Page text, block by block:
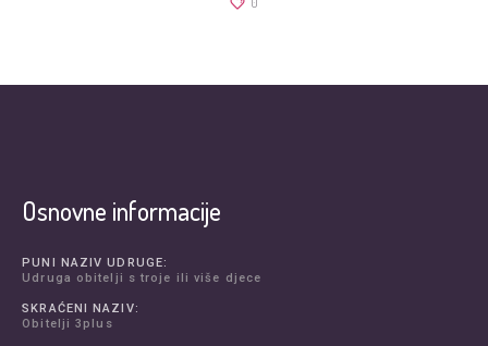
Osnovne informacije
PUNI NAZIV UDRUGE:
Udruga obitelji s troje ili više djece
SKRAĆENI NAZIV:
Obitelji 3plus